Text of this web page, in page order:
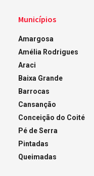
Municípios
Amargosa
Amélia Rodrigues
Araci
Baixa Grande
Barrocas
Cansanção
Conceição do Coité
Pé de Serra
Pintadas
Queimadas